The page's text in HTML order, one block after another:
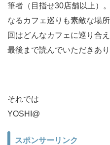
筆者（目指せ30店舗以上）
なるカフェ巡りも素敵な場
回はどんなカフェに巡り合
最後まで読んでいただきあ
それでは
YOSHI@
スポンサーリンク